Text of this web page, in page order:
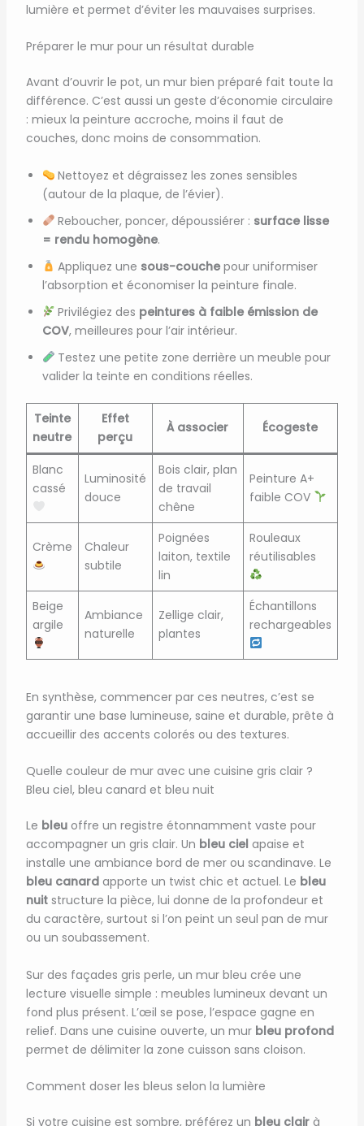
lumière et permet d’éviter les mauvaises surprises.
Préparer le mur pour un résultat durable
Avant d’ouvrir le pot, un mur bien préparé fait toute la
différence. C’est aussi un geste d’économie circulaire
: mieux la peinture accroche, moins il faut de
couches, donc moins de consommation.
Nettoyez et dégraissez les zones sensibles
(autour de la plaque, de l’évier).
Reboucher, poncer, dépoussiérer : surface lisse
= rendu homogène.
Appliquez une sous-couche pour uniformiser
l’absorption et économiser la peinture finale.
Privilégiez des peintures à faible émission de
COV, meilleures pour l’air intérieur.
Testez une petite zone derrière un meuble pour
valider la teinte en conditions réelles.
Teinte
neutre
Effet
perçu
À associer Écogeste
Blanc
cassé
Luminosité
douce
Bois clair, plan
de travail
chêne
Peinture A+
faible COV
Crème
Chaleur
subtile
Poignées
laiton, textile
lin
Rouleaux
réutilisables
Beige
argile
Ambiance
naturelle
Zellige clair,
plantes
Échantillons
rechargeables
En synthèse, commencer par ces neutres, c’est se
garantir une base lumineuse, saine et durable, prête à
accueillir des accents colorés ou des textures.
Quelle couleur de mur avec une cuisine gris clair ?
Bleu ciel, bleu canard et bleu nuit
Le bleuoffre un registre étonnamment vaste pour
accompagner un gris clair. Un bleu cielapaise et
installe une ambiance bord de mer ou scandinave. Le
bleu canardapporte un twist chic et actuel. Le bleu
nuitstructure la pièce, lui donne de la profondeur et
du caractère, surtout si l’on peint un seul pan de mur
ou un soubassement.
Sur des façades gris perle, un mur bleu crée une
lecture visuelle simple : meubles lumineux devant un
fond plus présent. L’œil se pose, l’espace gagne en
relief. Dans une cuisine ouverte, un mur bleu profond
permet de délimiter la zone cuisson sans cloison.
Comment doser les bleus selon la lumière
Si votre cuisine est sombre, préférez un bleu clairà